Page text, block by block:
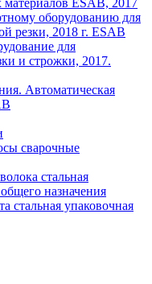
материалов ESAB, 2017
оборудованию для
резки, 2018 г. ESAB
для
и строжки, 2017.
Автоматическая
сварочные
стальная
назначения
стальная упаковочная